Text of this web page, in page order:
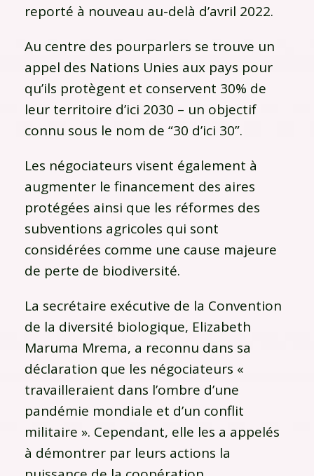
reporté à nouveau au-delà d’avril 2022.
Au centre des pourparlers se trouve un
appel des Nations Unies aux pays pour
qu’ils protègent et conservent 30% de
leur territoire d’ici 2030 – un objectif
connu sous le nom de “30 d’ici 30”.
Les négociateurs visent également à
augmenter le financement des aires
protégées ainsi que les réformes des
subventions agricoles qui sont
considérées comme une cause majeure
de perte de biodiversité.
La secrétaire exécutive de la Convention
de la diversité biologique, Elizabeth
Maruma Mrema, a reconnu dans sa
déclaration que les négociateurs «
travailleraient dans l’ombre d’une
pandémie mondiale et d’un conflit
militaire ». Cependant, elle les a appelés
à démontrer par leurs actions la